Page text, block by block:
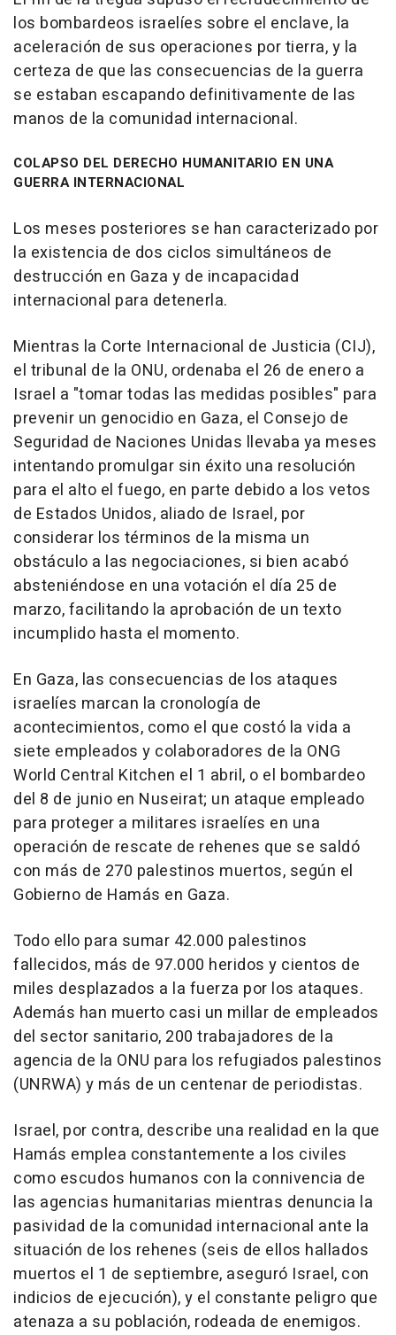
los bombardeos israelíes sobre el enclave, la
aceleración de sus operaciones por tierra, y la
certeza de que las consecuencias de la guerra
se estaban escapando definitivamente de las
manos de la comunidad internacional.
COLAPSO DEL DERECHO HUMANITARIO EN UNA
GUERRA INTERNACIONAL
Los meses posteriores se han caracterizado por
la existencia de dos ciclos simultáneos de
destrucción en Gaza y de incapacidad
internacional para detenerla.
Mientras la Corte Internacional de Justicia (CIJ),
el tribunal de la ONU, ordenaba el 26 de enero a
Israel a "tomar todas las medidas posibles" para
prevenir un genocidio en Gaza, el Consejo de
Seguridad de Naciones Unidas llevaba ya meses
intentando promulgar sin éxito una resolución
para el alto el fuego, en parte debido a los vetos
de Estados Unidos, aliado de Israel, por
considerar los términos de la misma un
obstáculo a las negociaciones, si bien acabó
absteniéndose en una votación el día 25 de
marzo, facilitando la aprobación de un texto
incumplido hasta el momento.
En Gaza, las consecuencias de los ataques
israelíes marcan la cronología de
acontecimientos, como el que costó la vida a
siete empleados y colaboradores de la ONG
World Central Kitchen el 1 abril, o el bombardeo
del 8 de junio en Nuseirat; un ataque empleado
para proteger a militares israelíes en una
operación de rescate de rehenes que se saldó
con más de 270 palestinos muertos, según el
Gobierno de Hamás en Gaza.
Todo ello para sumar 42.000 palestinos
fallecidos, más de 97.000 heridos y cientos de
miles desplazados a la fuerza por los ataques.
Además han muerto casi un millar de empleados
del sector sanitario, 200 trabajadores de la
agencia de la ONU para los refugiados palestinos
(UNRWA) y más de un centenar de periodistas.
Israel, por contra, describe una realidad en la que
Hamás emplea constantemente a los civiles
como escudos humanos con la connivencia de
las agencias humanitarias mientras denuncia la
pasividad de la comunidad internacional ante la
situación de los rehenes (seis de ellos hallados
muertos el 1 de septiembre, aseguró Israel, con
indicios de ejecución), y el constante peligro que
atenaza a su población, rodeada de enemigos.